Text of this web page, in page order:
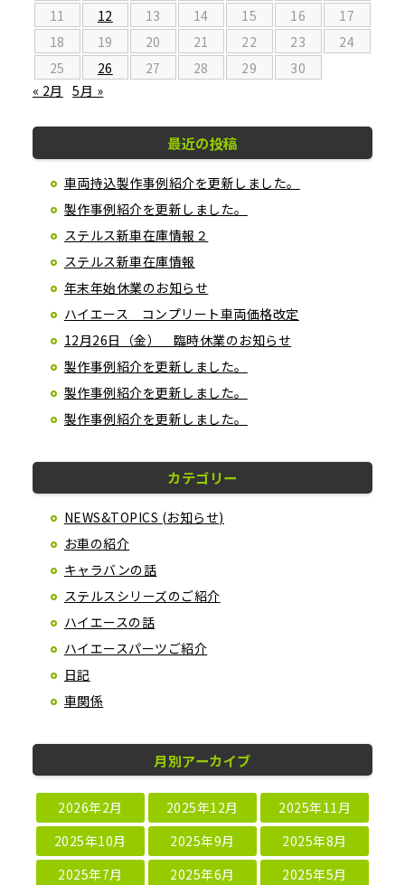
11
12 13 14 15 16
17
18
19 20 21 22 23
24
25
26 27 28 29
30
« 2月
5月 »
最近の投稿
車両持込製作事例紹介を更新しました。
製作事例紹介を更新しました。
ステルス新車在庫情報２
ステルス新車在庫情報
年末年始休業のお知らせ
ハイエース コンプリート車両価格改定
12月26日（金） 臨時休業のお知らせ
製作事例紹介を更新しました。
製作事例紹介を更新しました。
製作事例紹介を更新しました。
カテゴリー
NEWS&TOPICS (お知らせ)
お車の紹介
キャラバンの話
ステルスシリーズのご紹介
ハイエースの話
ハイエースパーツご紹介
日記
車関係
月別アーカイブ
2026年2月 2025年12月
2025年11月
2025年10月
2025年9月
2025年8月
2025年7月
2025年6月
2025年5月